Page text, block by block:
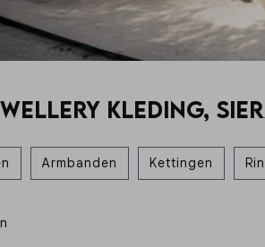
KLEDING,
Armbanden Kettingen